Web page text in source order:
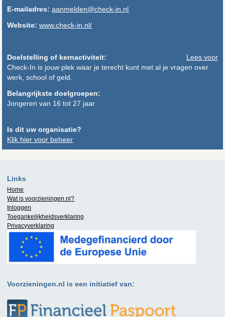
E-mailadres: aanmelden@check-in.nl
Website: www.check-in.nl/
Lees voor
Doelstelling of kernactiviteit:
Check-In is jouw plek waar je terecht kunt met al je vragen over
werk, school of geld.
Belangrijkste doelgroepen:
Jongeren van 16 tot 27 jaar
Is dit uw organisatie?
Klik hier voor beheer
Links
Home
Wat is voorzieningen.nl?
Inloggen
Toegankelijkheidsverklaring
Privacyverklaring
Voorzieningen.nl is een initiatief van: